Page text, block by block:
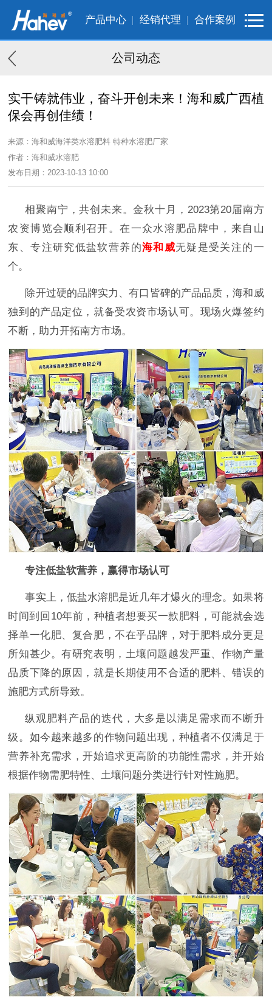
产品中心 经销代理 合作案例
公司动态
实干铸就伟业，奋斗开创未来！海和威广西植
保会再创佳绩！
来源：海和威海洋类水溶肥料 特种水溶肥厂家
作者：海和威水溶肥
发布日期：2023-10-13 10:00
相聚南宁，共创未来。金秋十月 ， 2023第20届南方
农资博览会顺利召开。在一众水溶肥品牌中，来自山
东、专注研究低盐软营养的海和威无疑是受关注的一
个。
除开过硬的品牌实力、有口皆碑的产品品质，海和威
独到的产品定位，就备受农资市场认可。现场火爆签约
不断，助力开拓南方市场。
专注低盐软营养，赢得市场认可
事实上，低盐水溶肥是近几年才爆火的理念。如果将
时间到回 10年前，种植者想要买一款肥料，可能就会选
择单一化肥、复合肥，不在乎品牌，对于肥料成分更是
所知甚少。有研究表明，土壤问题越发严重、作物产量
品质下降的原因，就是长期使用不合适的肥料、错误的
施肥方式所导致。
纵观肥料产品的迭代，大多是以满足需求而不断升
级。如今越来越多的作物问题出现，种植者不仅满足于
营养补充需求，开始追求更高阶的功能性需求，并开始
根据作物需肥特性、土壤问题分类进行针对性施肥。